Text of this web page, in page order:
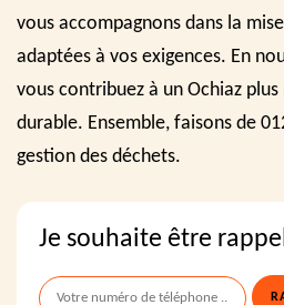
vous accompagnons dans la
adaptées à vos exigences. En
vous contribuez à un Ochiaz
durable. Ensemble, faisons de
gestion des déchets.
Je souhaite être